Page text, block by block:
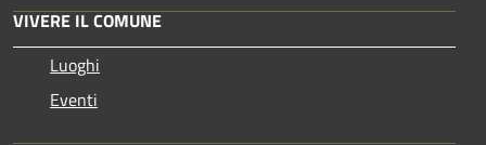
VIVERE IL COMUNE
Luoghi
Eventi